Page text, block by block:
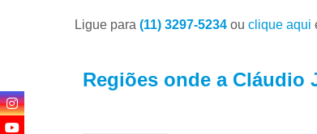
Ligue para (11) 3297-5234 ou clique aqui
Regiões onde a Cláudio